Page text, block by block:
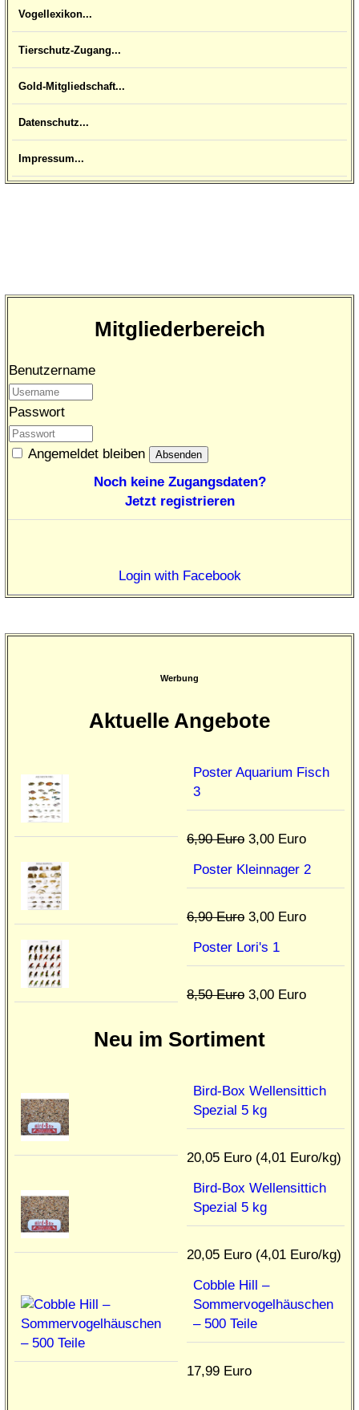
Vogellexikon...
Tierschutz-Zugang...
Gold-Mitgliedschaft...
Datenschutz...
Impressum...
Mitgliederbereich
Benutzername
Passwort
Angemeldet bleiben
Noch keine Zugangsdaten?
Jetzt registrieren
Login with Facebook
Werbung
Aktuelle Angebote
Poster Aquarium Fisch
3
6,90 Euro 3,00 Euro
Poster Kleinnager 2
6,90 Euro 3,00 Euro
Poster Lori's 1
8,50 Euro 3,00 Euro
Neu im Sortiment
Bird-Box Wellensittich
Spezial 5 kg
20,05 Euro (4,01 Euro/kg)
Bird-Box Wellensittich
Spezial 5 kg
20,05 Euro (4,01 Euro/kg)
Cobble Hill –
Sommervogelhäuschen
– 500 Teile
17,99 Euro